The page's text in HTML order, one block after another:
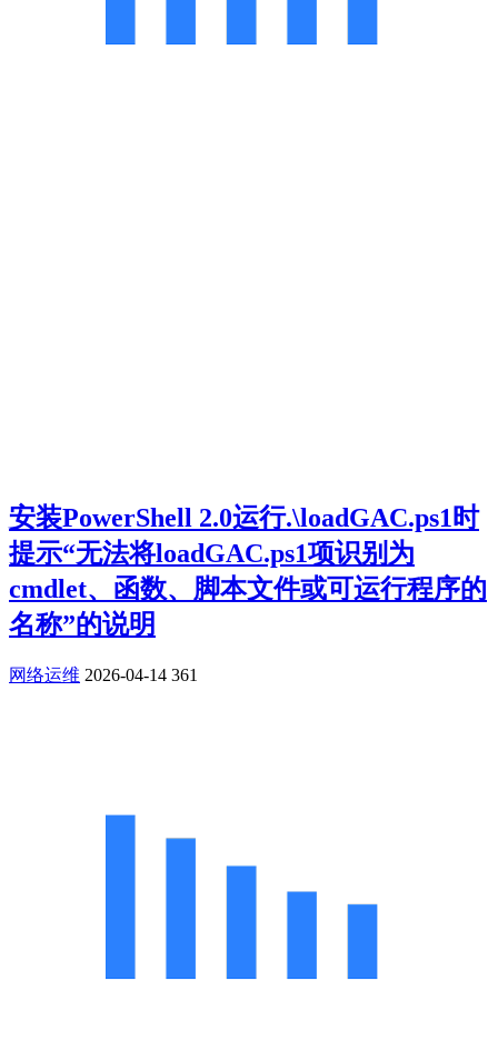
安装PowerShell 2.0运行.\loadGAC.ps1时
提示“无法将loadGAC.ps1项识别为
cmdlet、函数、脚本文件或可运行程序的
名称”的说明
网络运维 2026-04-14 361